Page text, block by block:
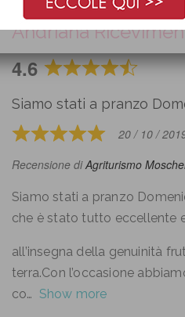
Recensioni e
Andriana
4.6
Rated
out
of
Siamo stati a pranzo
Rated
5
of
5
20 / 10 /
Recensione diAgriturismo
Siamo stati a pranzo
che è stato tutto eccellente
all’insegna della genuinità
terra.Con l’occasione
co
Show more